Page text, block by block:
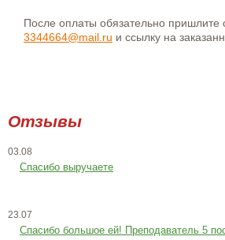
После оплаты обязательно пришлите
3344664@mail.ru и ссылку на
Отзывы
03.08
Спасибо выручаете
23.07
Cпасибо большое ей! Преподаватель 5